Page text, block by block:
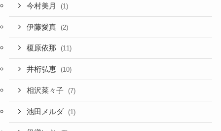
今村美月 (1)
伊藤愛真 (2)
榎原依那 (11)
井桁弘恵 (10)
相沢菜々子 (7)
池田メルダ (1)